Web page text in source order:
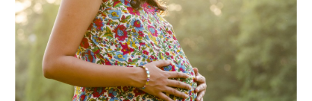
２歳児
３〜６歳児
７〜１２歳児